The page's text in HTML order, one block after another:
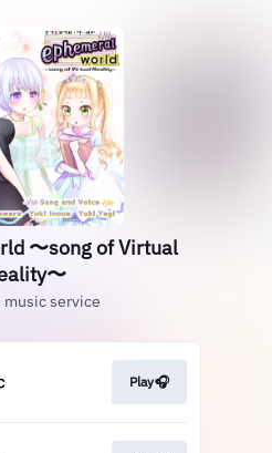
〜song of Virtual
〜
music service
Play🎧